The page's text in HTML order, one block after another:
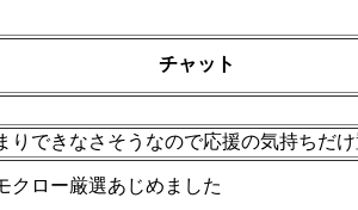
チャット
できなさそうなので応援の気持ちだけ
クロー厳選あじめました